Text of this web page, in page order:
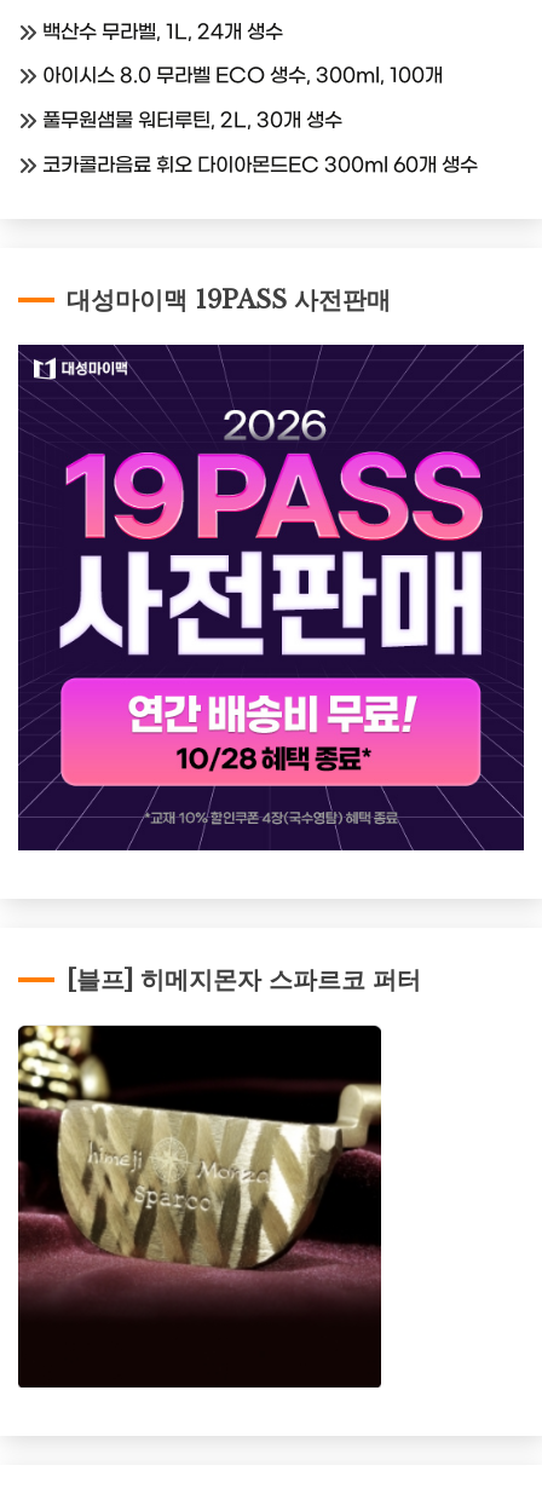
백산수 무라벨, 1L, 24개 생수
아이시스 8.0 무라벨 ECO 생수, 300ml, 100개
풀무원샘물 워터루틴, 2L, 30개 생수
코카콜라음료 휘오 다이아몬드EC 300ml 60개 생수
대성마이맥 19PASS 사전판매
[블프] 히메지몬자 스파르코 퍼터